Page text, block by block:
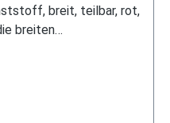
breiten